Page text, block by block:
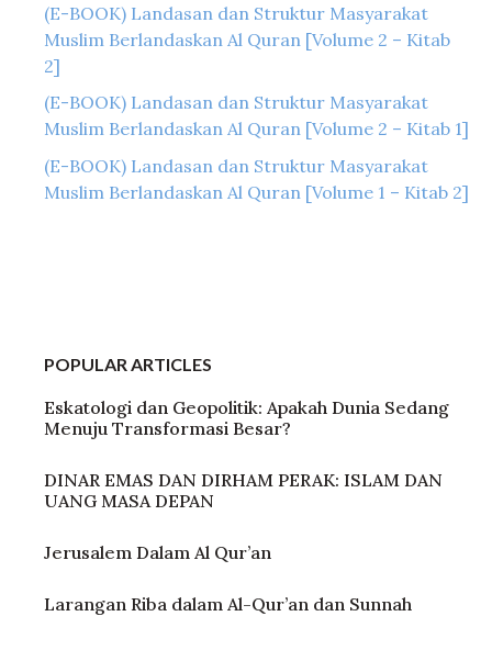
(E-BOOK) Landasan dan Struktur Masyarakat
Muslim Berlandaskan Al Quran [Volume 2 – Kitab
2]
(E-BOOK) Landasan dan Struktur Masyarakat
Muslim Berlandaskan Al Quran [Volume 2 – Kitab 1]
(E-BOOK) Landasan dan Struktur Masyarakat
Muslim Berlandaskan Al Quran [Volume 1 – Kitab 2]
POPULAR ARTICLES
Eskatologi dan Geopolitik: Apakah Dunia Sedang
Menuju Transformasi Besar?
DINAR EMAS DAN DIRHAM PERAK: ISLAM DAN
UANG MASA DEPAN
Jerusalem Dalam Al Qur’an
Larangan Riba dalam Al-Qur’an dan Sunnah